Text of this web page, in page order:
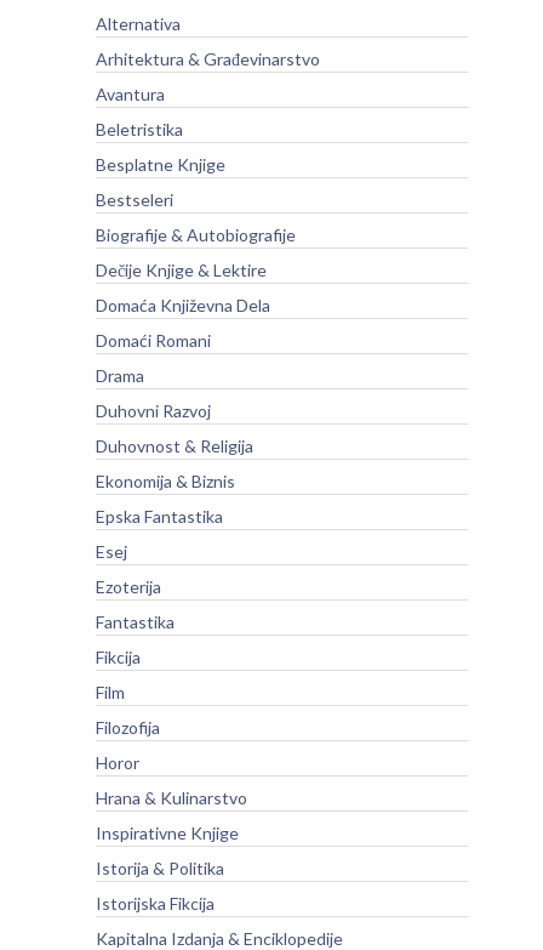
Alternativa
Arhitektura & Građevinarstvo
Avantura
Beletristika
Besplatne Knjige
Bestseleri
Biografije & Autobiografije
Dečije Knjige & Lektire
Domaća Književna Dela
Domaći Romani
Drama
Duhovni Razvoj
Duhovnost & Religija
Ekonomija & Biznis
Epska Fantastika
Esej
Ezoterija
Fantastika
Fikcija
Film
Filozofija
Horor
Hrana & Kulinarstvo
Inspirativne Knjige
Istorija & Politika
Istorijska Fikcija
Kapitalna Izdanja & Enciklopedije